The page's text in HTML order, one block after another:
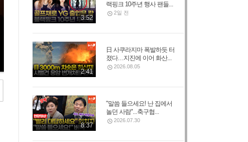
3:52
랙핑크 10주년 행사 팬들...
2일 전
2:41
日 사쿠라지마 폭발하듯 터
졌다…지진에 이어 화산...
2026.08.05
8:37
"말씀 들으세요! 난 집에서
놀던 사람"...축구협...
2026.07.30